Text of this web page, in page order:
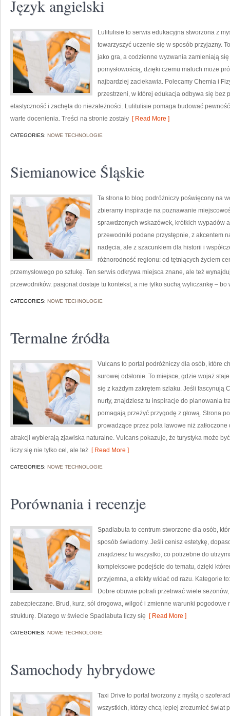
Język angielski
Lulitulisie to serwis edukacyjna stworzona z
towarzyszyć uczenie się w sposób przyjazny.
jako gra, a codzienne wyzwania zamieniają się
pomysłowością, dzięki czemu maluch może
najbardziej zaciekawia. Polecamy Chemia i
przestrzeni, w której edukacja odbywa się bez
elastyczność i zachęta do niezależności. Lulitulisie pomaga budować
warte docenienia. Treści na stronie zostały [ Read More ]
CATEGORIES: NOWE TECHNOLOGIE
Siemianowice Śląskie
Ta strona to blog podróżniczy poświęcony na
zbieramy inspiracje na poznawanie
sprawdzonych wskazówek, krótkich wypadów
przewodniki podane przystępnie, z akcentem
nadęcia, ale z szacunkiem dla historii i
różnorodność regionu: od tętniących życiem
przemysłowego po sztukę. Ten serwis odkrywa miejsca znane, ale też
przewodników. pasjonat dostaje tu kontekst, a nie tylko suchą wyliczankę – bo
CATEGORIES: NOWE TECHNOLOGIE
Termalne źródła
Vulcans to portal podróżniczy dla osób, które
surowej odsłonie. To miejsce, gdzie wojaż
się z każdym zakrętem szlaku. Jeśli fascynują
nurty, znajdziesz tu inspiracje do planowania
pomagają przeżyć przygodę z głową. Strona
prowadzące przez pola lawowe niż
atrakcji wybierają zjawiska naturalne. Vulcans pokazuje, że turystyka może
liczy się nie tylko cel, ale też [ Read More ]
CATEGORIES: NOWE TECHNOLOGIE
Porównania i recenzje
Spadlabuta to centrum stworzone dla osób,
sposób świadomy. Jeśli cenisz estetykę,
znajdziesz tu wszystko, co potrzebne do
kompleksowe podejście do tematu, dzięki
przyjemna, a efekty widać od razu. Kategorie
Dobre obuwie potrafi przetrwać wiele
zabezpieczane. Brud, kurz, sól drogowa, wilgoć i zmienne warunki pogodowe
strukturę. Dlatego w świecie Spadlabuta liczy się [ Read More ]
CATEGORIES: NOWE TECHNOLOGIE
Samochody hybrydowe
Taxi Drive to portal tworzony z myślą o
wszystkich, którzy chcą lepiej zrozumieć świat